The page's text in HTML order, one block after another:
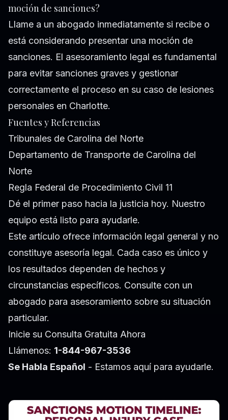
moción de sanciones?
Llame a un abogado inmediatamente si recibe o
está considerando presentar una moción de
sanciones. El asesoramiento legal es fundamental
para evitar sanciones graves y gestionar
correctamente el proceso en su caso de lesiones
personales en Charlotte.
Fuentes y Referencias
Tribunales de Carolina del Norte
Departamento de Transporte de Carolina del
Norte
Regla Federal de Procedimiento Civil 11
Dé el primer paso hacia la justicia hoy. Nuestro
equipo está listo para ayudarle.
Este artículo ofrece información legal general y no
constituye asesoría legal. Cada caso es único y
los resultados dependen de hechos y
circunstancias específicos. Consulte con un
abogado para asesoramiento sobre su situación
particular.
Inicie su Consulta Gratuita Ahora
Llámenos: 1-844-967-3536
Se Habla Español - Estamos aquí para ayudarle.